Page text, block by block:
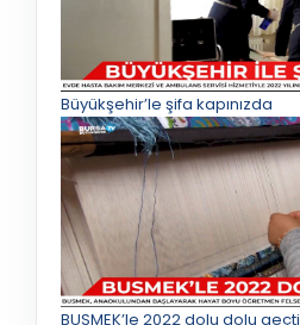
Büyükşehir’le şifa kapınızda
BUSMEK’le 2022 dolu dolu geçti